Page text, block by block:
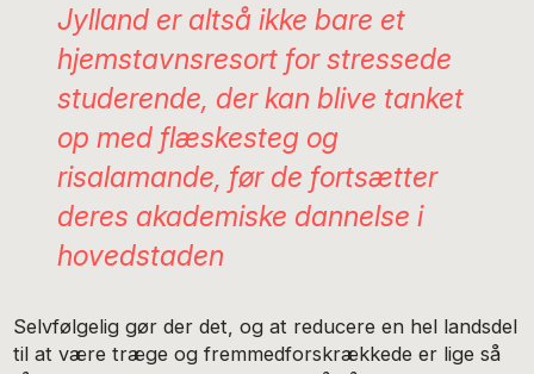
Jylland er altså ikke bare et
hjemstavnsresort for stressede
studerende, der kan blive tanket
op med flæskesteg og
risalamande, før de fortsætter
deres akademiske dannelse i
hovedstaden
Selvfølgelig gør der det, og at reducere en hel landsdel
til at være træge og fremmedforskrækkede er lige så